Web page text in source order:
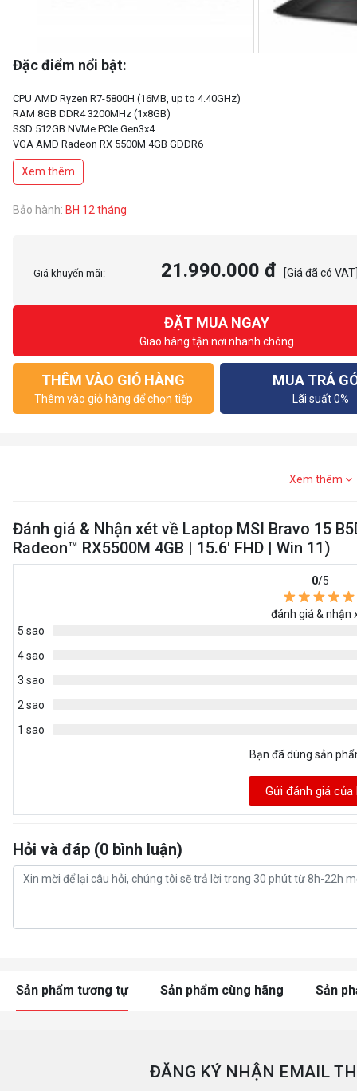
Đặc điểm nổi bật:
CPU AMD Ryzen R7-5800H (16MB, up to 4.40GHz)
RAM 8GB DDR4 3200MHz (1x8GB)
SSD 512GB NVMe PCIe Gen3x4
VGA AMD Radeon RX 5500M 4GB GDDR6
Display 15.6Inch FHD IPS 60Hz 45%NTSC
Pin 3Cell 52WHrs
Color Black (Đen)
Single backlight KB(Red)
Xem thêm
Bảo hành: BH 12 tháng
Giá khuyến mãi: 21.990.000 đ [Giá đã có
ĐẶT MUA NGAY
Giao hàng tận nơi nhanh chóng
THÊM VÀO GIỎ HÀNG
Thêm vào giỏ hàng để chọn tiếp
MUA TRẢ
Lãi suất 0%
Xem thêm
Đánh giá & Nhận xét về Laptop MSI Bravo 15
Radeon™ RX5500M 4GB | 15.6' FHD | Win 11)
0/5
đánh giá & nhận
5 sao
4 sao
3 sao
2 sao
1 sao
Bạn đã dùng sản
Gửi đánh giá của
Hỏi và đáp (0 bình luận)
Sản phẩm tương tự Sản phẩm cùng hãng Sản
ĐĂNG KÝ NHẬN EMAIL